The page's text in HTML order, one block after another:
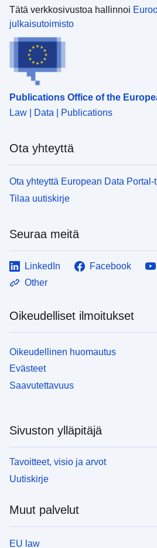
Tätä verkkosivustoa hallinnoi
julkaisutoimisto
Publications Office of the
Law | Data | Publications
Ota yhteyttä
Ota yhteyttä European Data Portal-
Tilaa uutiskirje
Seuraa meitä
LinkedIn Facebook
Other
Oikeudelliset ilmoitukset
Oikeudellinen huomautus
Evästeet
Saavutettavuus
Sivuston ylläpitäjä
Tavoitteet, visio ja arvot
Uutiskirje
Muut palvelut
EU law